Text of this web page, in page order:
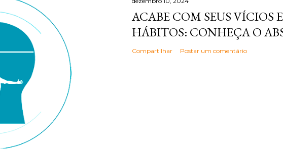
ACABE COM SEUS VÍCIOS
HÁBITOS: CONHEÇA O
Compartilhar Postar um comentário